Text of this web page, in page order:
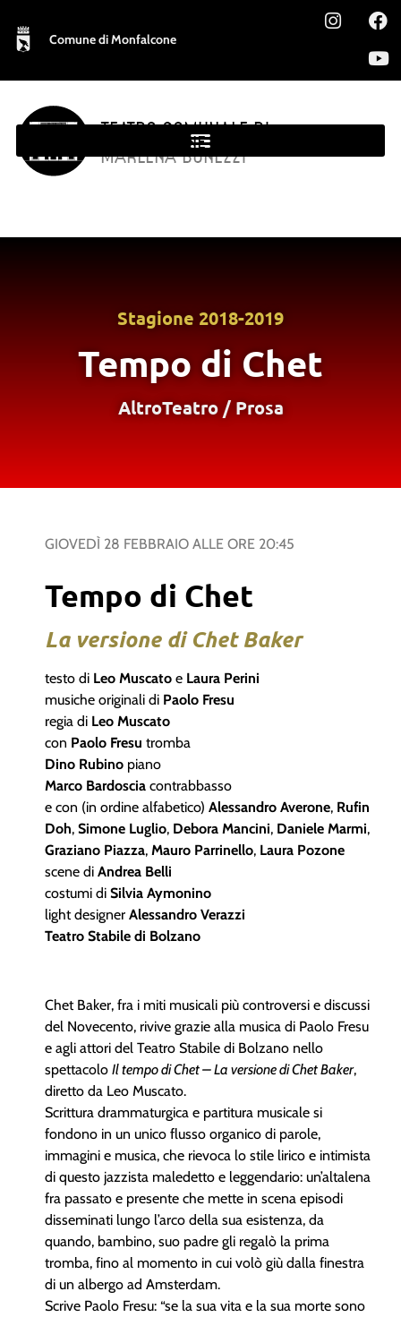
Comune di Monfalcone
TEATRO COMUNALE DI
MONFALCONE
MARLENA BONEZZI
Stagione 2018-2019
Tempo di Chet
AltroTeatro/ Prosa
GIOVEDÌ 28 FEBBRAIO ALLE ORE 20:45
Tempo di Chet
La versione di Chet Baker
testo di Leo Muscato e Laura Perini
musiche originali di Paolo Fresu
regia di Leo Muscato
con Paolo Fresu tromba
Dino Rubino piano
Marco Bardoscia contrabbasso
e con (in ordine alfabetico) Alessandro Averone, Rufin
Doh, Simone Luglio, Debora Mancini, Daniele Marmi,
Graziano Piazza, Mauro Parrinello, Laura Pozone
scene di Andrea Belli
costumi di Silvia Aymonino
light designer Alessandro Verazzi
Teatro Stabile di Bolzano
Chet Baker, fra i miti musicali più controversi e discussi
del Novecento, rivive grazie alla musica di Paolo Fresu
e agli attori del Teatro Stabile di Bolzano nello
spettacolo Il tempo di Chet – La versione di Chet Baker,
diretto da Leo Muscato.
Scrittura drammaturgica e partitura musicale si
fondono in un unico flusso organico di parole,
immagini e musica, che rievoca lo stile lirico e intimista
di questo jazzista maledetto e leggendario: un’altalena
fra passato e presente che mette in scena episodi
disseminati lungo l’arco della sua esistenza, da
quando, bambino, suo padre gli regalò la prima
tromba, fino al momento in cui volò giù dalla finestra
di un albergo ad Amsterdam.
Scrive Paolo Fresu: “se la sua vita e la sua morte sono